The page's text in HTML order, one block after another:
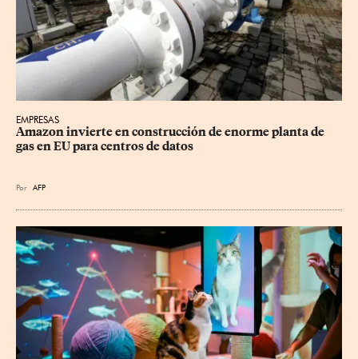
EMPRESAS
Amazon invierte en construcción de enorme planta de
gas en EU para centros de datos
Por AFP